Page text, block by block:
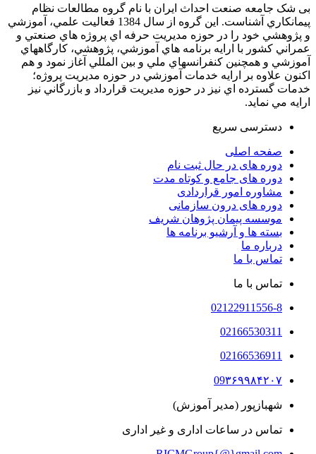
بی ­شک جامعه صنعت احداث ايران با نام گروه مطالعات نظام
پيمانکاري آشناست. اين گروه از سال 1384 فعاليت علمي، آموزشي
و پژوهشي خود را در حوزه مديريت حرفه اي پروژه هاي صنعتي و
عمراني کشور با ارايه برنامه­ هاي آموزشي، پژوهشي، کارگاه­هاي
آموزشي و همچنين کنفرانس­هاي ملي و بين­ المللي آغاز نمود و هم
اکنون علاوه بر ارايه خدمات آموزشي در حوزه مديريت پروژه؛
خدمات گسترده اي نيز در حوزه مديريت قرارداد و بازرگاني نيز
ارايه مي­ نمايد.
دسترسی سریع
صفحه اصلی
دوره های در حال ثبت نام
دوره‌ های جامع و کوتاه مدت
مشاوره امور قراردادی
دوره های درون سازمانی
موسسه پیمان پژوهان شریف
بسته ها و آرشیو برنامه ها
درباره ما
تماس با ما
تماس با ما
02122911556-8
02166530311
02166536911
09۳۶۹۹۸۴۲۰۷
شهبازپور (مدیر آموزش)
تماس در ساعات اداری و غیر اداری​